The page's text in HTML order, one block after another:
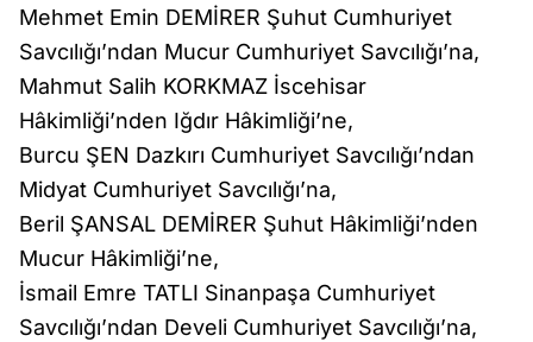
Mehmet Emin DEMİRER Şuhut Cumhuriyet
Savcılığı’ndan Mucur Cumhuriyet Savcılığı’na,
Mahmut Salih KORKMAZ İscehisar
Hâkimliği’nden Iğdır Hâkimliği’ne,
Burcu ŞEN Dazkırı Cumhuriyet Savcılığı’ndan
Midyat Cumhuriyet Savcılığı’na,
Beril ŞANSAL DEMİRER Şuhut Hâkimliği’nden
Mucur Hâkimliği’ne,
İsmail Emre TATLI Sinanpaşa Cumhuriyet
Savcılığı’ndan Develi Cumhuriyet Savcılığı’na,